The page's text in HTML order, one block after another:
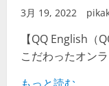
3月 19, 2022
【QQ English（
こだわったオン